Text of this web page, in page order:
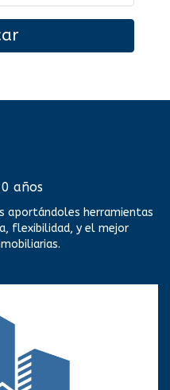
años
aportándoles herramientas
flexibilidad, y el mejor